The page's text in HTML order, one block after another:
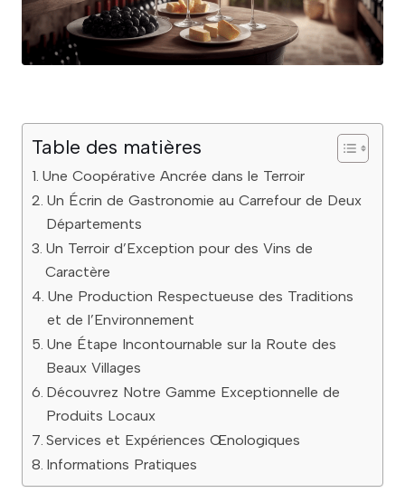
Table des matières
Une Coopérative Ancrée dans le Terroir
Un Écrin de Gastronomie au Carrefour de Deux
Départements
Un Terroir d’Exception pour des Vins de
Caractère
Une Production Respectueuse des Traditions
et de l’Environnement
Une Étape Incontournable sur la Route des
Beaux Villages
Découvrez Notre Gamme Exceptionnelle de
Produits Locaux
Services et Expériences Œnologiques
Informations Pratiques